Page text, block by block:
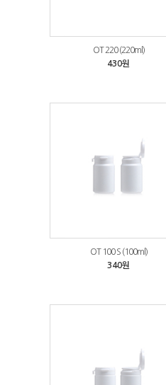
OT 220 (220ml)
430원
OT 100 S (100ml)
340원